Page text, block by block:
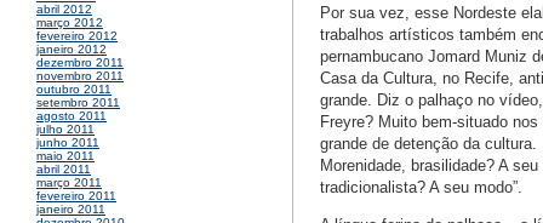
abril 2012
março 2012
fevereiro 2012
janeiro 2012
dezembro 2011
novembro 2011
outubro 2011
setembro 2011
agosto 2011
julho 2011
junho 2011
maio 2011
abril 2011
março 2011
fevereiro 2011
janeiro 2011
Por sua vez, esse Nordeste
trabalhos artísticos também
pernambucano Jomard Muniz
Casa da Cultura, no Recife,
grande. Diz o palhaço no
Freyre? Muito bem-situado
grande de detenção da
Morenidade, brasilidade? A
tradicionalista? A seu modo”.